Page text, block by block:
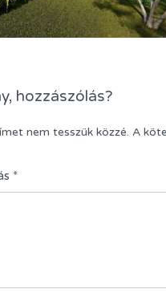
hozzászólás?
nem tesszük közzé. A
*